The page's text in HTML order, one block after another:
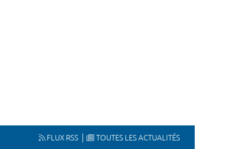
FLUX RSS TOUTES LES ACTUALITÉS